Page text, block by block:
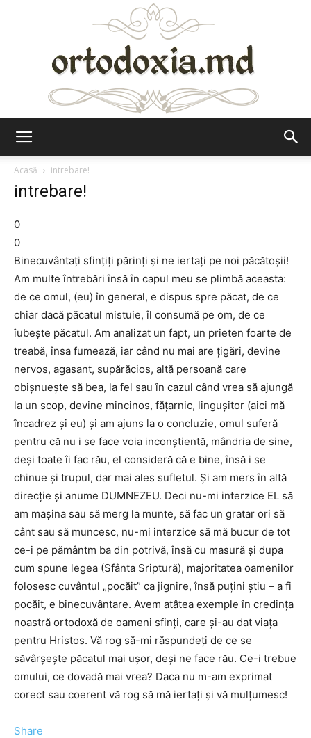
Acasă
intrebare!
intrebare!
0
0
Binecuvântaţi sfinţiţi părinţi şi ne iertaţi pe noi păcătoşii!
Am multe întrebări însă în capul meu se plimbă aceasta:
de ce omul, (eu) în general, e dispus spre păcat, de ce
chiar dacă păcatul mistuie, îl consumă pe om, de ce
îubeşte păcatul. Am analizat un fapt, un prieten foarte de
treabă, însa fumează, iar când nu mai are ţigări, devine
nervos, agasant, supărăcios, altă persoană care
obişnueşte să bea, la fel sau în cazul când vrea să ajungă
la un scop, devine mincinos, făţarnic, linguşitor (aici mă
încadrez şi eu) şi am ajuns la o concluzie, omul suferă
pentru că nu i se face voia inconştientă, mândria de sine,
deşi toate îi fac rău, el consideră că e bine, însă i se
chinue şi trupul, dar mai ales sufletul. Şi am mers în altă
direcţie şi anume DUMNEZEU. Deci nu-mi interzice EL să
am maşina sau să merg la munte, să fac un gratar ori să
cânt sau să muncesc, nu-mi interzice să mă bucur de tot
ce-i pe pământm ba din potrivă, însă cu masură şi dupa
cum spune legea (Sfânta Sriptură), majoritatea oamenilor
folosesc cuvântul „pocăit” ca jignire, însă puţini ştiu – a fi
pocăit, e binecuvântare. Avem atâtea exemple în credinţa
noastră ortodoxă de oameni sfinţi, care şi-au dat viaţa
pentru Hristos. Vă rog să-mi răspundeţi de ce se
săvârşeşte păcatul mai uşor, deşi ne face rău. Ce-i trebue
omului, ce dovadă mai vrea? Daca nu m-am exprimat
corect sau coerent vă rog să mă iertaţi şi vă mulţumesc!
Share